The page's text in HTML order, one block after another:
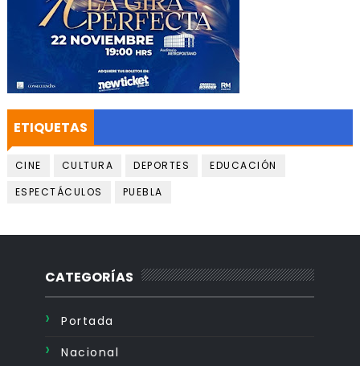
ETIQUETAS
CINE CULTURA DEPORTES
EDUCACIÓN
ESPECTÁCULOS
PUEBLA
CATEGORÍAS
Portada
Nacional